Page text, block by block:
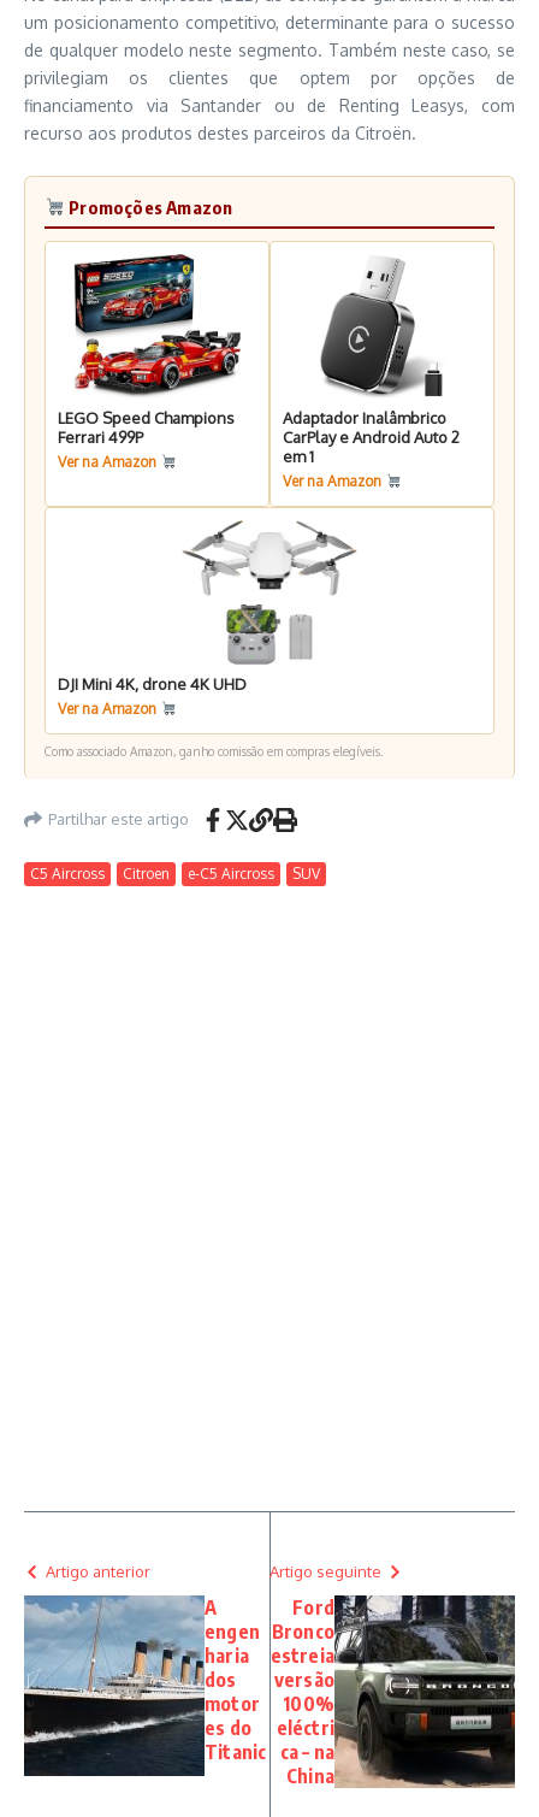
um posicionamento competitivo, determinante para o sucesso
de qualquer modelo neste segmento. Também neste caso, se
privilegiam os clientes que optem por opções de
financiamento via Santander ou de Renting Leasys, com
recurso aos produtos destes parceiros da Citroën.
Promoções Amazon
LEGO Speed Champions
Ferrari 499P
Ver na Amazon
Adaptador Inalâmbrico
CarPlay e Android Auto 2
em 1
Ver na Amazon
DJI Mini 4K, drone 4K UHD
Ver na Amazon
Como associado Amazon, ganho comissão em compras elegíveis.
Partilhar este artigo
C5 Aircross Citroen e-C5 Aircross SUV
Artigo anterior
A
engen
haria
dos
motor
es do
Titanic
Artigo seguinte
Ford
Bronco
estreia
versão
100%
eléctri
ca – na
China